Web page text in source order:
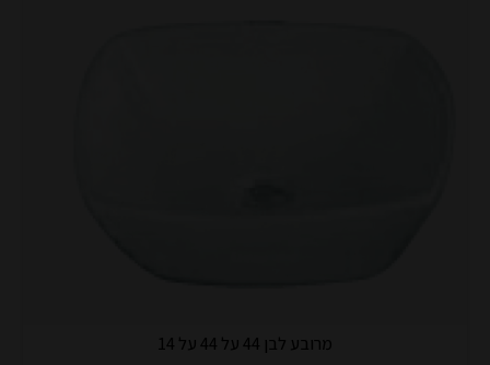
מרובע לבן 44 על 44 על 14